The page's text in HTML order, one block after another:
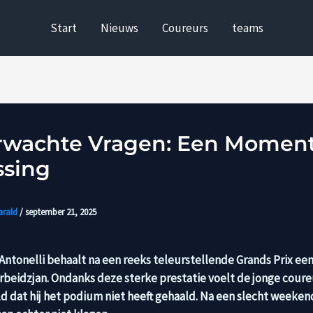
Start Nieuws Coureurs teams
Vragen: Een
/september 21, 2025
behaalt na een reeks teleurstellende Grands Prix
Ondanks deze sterke prestatie voelt de jonge
dat hij het podium niet heeft gehaald. Na een slecht